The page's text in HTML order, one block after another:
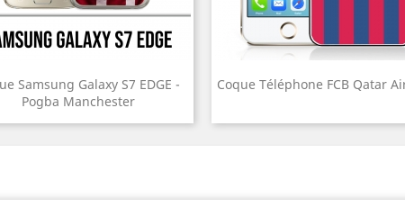
Samsung Galaxy S7 EDGE -
Pogba Manchester
Coque Téléphone FCB Qatar